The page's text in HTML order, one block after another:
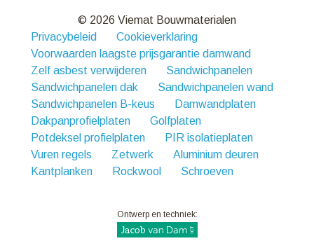
© 2026 Viemat Bouwmaterialen
Privacybeleid
Cookieverklaring
Voorwaarden laagste prijsgarantie damwand
Zelf asbest verwijderen
Sandwichpanelen
Sandwichpanelen dak
Sandwichpanelen wand
Sandwichpanelen B-keus
Damwandplaten
Dakpanprofielplaten
Golfplaten
Potdeksel profielplaten
PIR isolatieplaten
Vuren regels
Zetwerk
Aluminium deuren
Kantplanken
Rockwool Schroeven
Ontwerp en techniek: